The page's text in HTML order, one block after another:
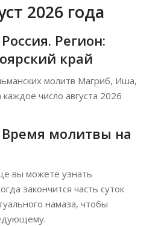
2026 года
Регион:
край
молитв Магриб, Иша,
число августа 2026
Время молитвы на
вы можете узнать
закончится часть суток
намаза, чтобы